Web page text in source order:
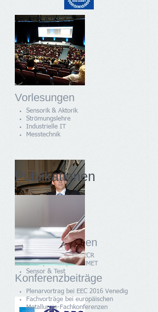
Vorlesungen
Sensorik & Aktorik
Strömungslehre
Industrielle IT
Messtechnik
Fachkonferenzen
EEC, EOSC, ECCC, EECR
Metec, ESTAD, SCANMET
Sensor & Test
Publikationen
Konferenzbeiträge
Plenarvortrag bei EEC 2016 Venedig
Fachvorträge bei europäischen
Metallurgie-Fachkonferenzen